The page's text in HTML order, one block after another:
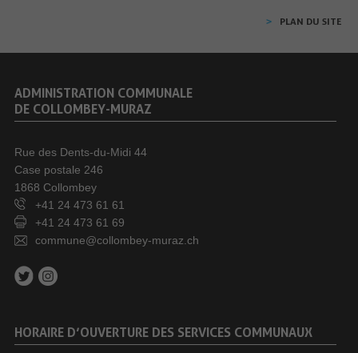
PLAN DU SITE
ADMINISTRATION COMMUNALE
DE COLLOMBEY-MURAZ
Rue des Dents-du-Midi 44
Case postale 246
1868 Collombey
+41 24 473 61 61
+41 24 473 61 69
commune@collombey-muraz.ch
HORAIRE D’OUVERTURE DES SERVICES COMMUNAUX